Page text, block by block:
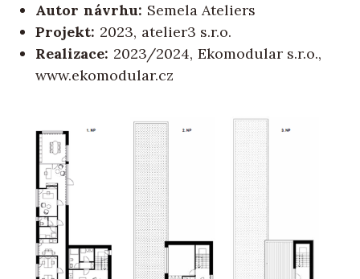
Autor návrhu: Semela Ateliers
Projekt: 2023, atelier3 s.r.o.
Realizace: 2023/2024, Ekomodular s.r.o.,
www.ekomodular.cz